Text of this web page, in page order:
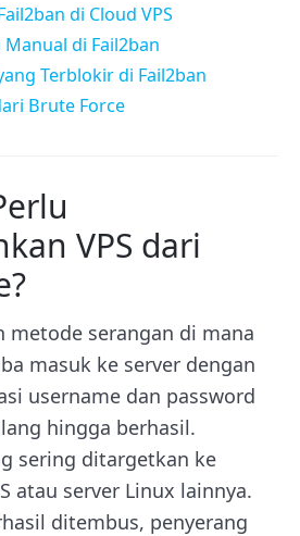
di Cloud VPS
di Fail2ban
Terblokir di Fail2ban
Brute Force
VPS dari
metode serangan di mana
masuk ke server dengan
username dan password
hingga berhasil.
sering ditargetkan ke
atau server Linux lainnya.
ditembus, penyerang